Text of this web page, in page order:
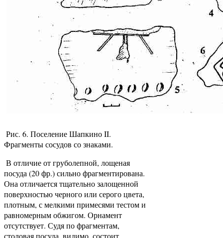
Рис. 6. Поселение Шапкино II.
Фрагменты сосудов со знаками.
В отличие от груболепной, лощеная
посуда (20 фр.) сильно фрагментирована.
Она отличается тщательно залощенной
поверхностью черного или серого цвета,
плотным, с мелкими примесями тестом и
равномерным обжигом. Орнамент
отсутствует. Судя по фрагментам,
столовая посуда, видимо, состоит